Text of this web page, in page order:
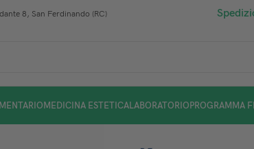
8, San Ferdinando (RC)
MEDICINA ESTETICALABORATORIOPROGRAMMA